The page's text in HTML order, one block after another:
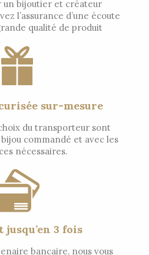
un bijoutier et créateur
l’assurance d’une écoute
qualité de produit
sur-mesure
du transporteur sont
commandé et avec les
nécessaires.
jusqu’en 3 fois
bancaire, nous vous